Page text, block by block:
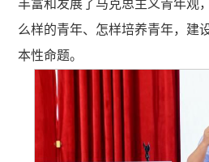
丰富和发展了马克思主义青年观
么样的青年、怎样培养青年，建
本性命题。